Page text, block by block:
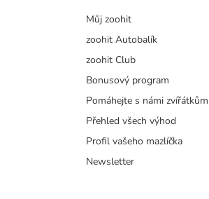
Můj zoohit
zoohit Autobalík
zoohit Club
Bonusový program
Pomáhejte s námi zvířátkům
Přehled všech výhod
Profil vašeho mazlíčka
Newsletter